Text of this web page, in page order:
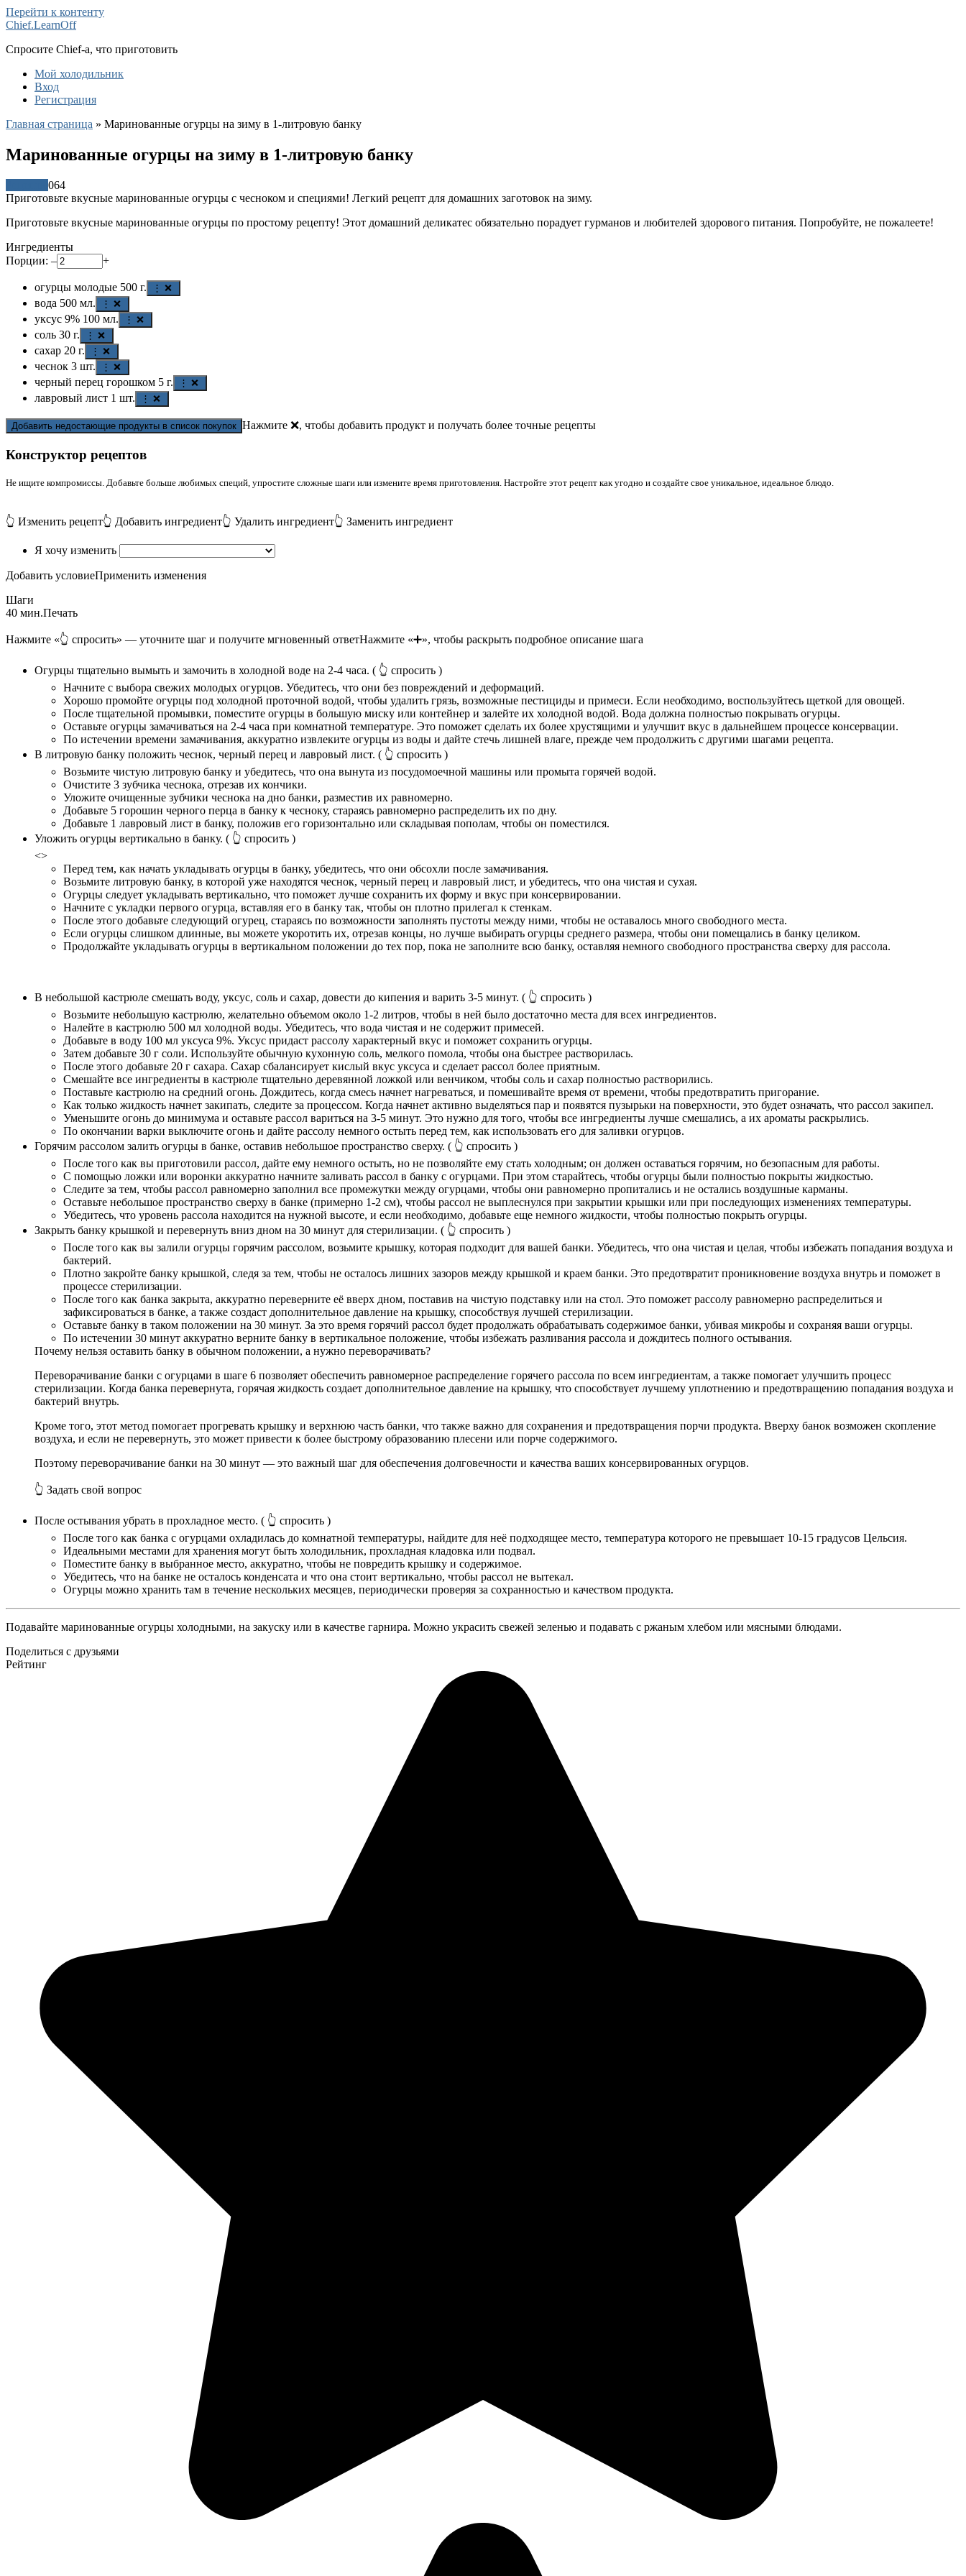
Перейти к контенту
Chief.LearnOff
Спросите Chief-а, что приготовить
Мой холодильник
Вход
Регистрация
Главная страница » Маринованные огурцы на зиму в 1-литровую банку
Маринованные огурцы на зиму в 1-литровую банку
064
Приготовьте вкусные маринованные огурцы с чесноком и специями! Легкий рецепт для домашних заготовок на зиму.
Приготовьте вкусные маринованные огурцы по простому рецепту! Этот домашний деликатес обязательно порадует гурманов и любителей здорового питания. Попробуйте, не пожалеете!
Ингредиенты
Порции: – +
огурцы молодые 500 г. ⋮ ❌
вода 500 мл. ⋮ ❌
уксус 9% 100 мл. ⋮ ❌
соль 30 г. ⋮ ❌
сахар 20 г. ⋮ ❌
чеснок 3 шт. ⋮ ❌
черный перец горошком 5 г. ⋮ ❌
лавровый лист 1 шт. ⋮ ❌
Добавить недостающие продукты в список покупок Нажмите ❌, чтобы добавить продукт и получать более точные рецепты
Конструктор рецептов
Не ищите компромиссы. Добавьте больше любимых специй, упростите сложные шаги или измените время приготовления. Настройте этот рецепт как угодно и создайте свое уникальное, идеальное блюдо.
👆 Изменить рецепт👆 Добавить ингредиент👆 Удалить ингредиент👆 Заменить ингредиент
Я хочу изменить
Добавить условиеПрименить изменения
Шаги
40 мин.Печать
Нажмите «👆 спросить» — уточните шаг и получите мгновенный ответНажмите «➕», чтобы раскрыть подробное описание шага
Огурцы тщательно вымыть и замочить в холодной воде на 2-4 часа. ( 👆 спросить )
Начните с выбора свежих молодых огурцов. Убедитесь, что они без повреждений и деформаций.
Хорошо промойте огурцы под холодной проточной водой, чтобы удалить грязь, возможные пестициды и примеси. Если необходимо, воспользуйтесь щеткой для овощей.
После тщательной промывки, поместите огурцы в большую миску или контейнер и залейте их холодной водой. Вода должна полностью покрывать огурцы.
Оставьте огурцы замачиваться на 2-4 часа при комнатной температуре. Это поможет сделать их более хрустящими и улучшит вкус в дальнейшем процессе консервации.
По истечении времени замачивания, аккуратно извлеките огурцы из воды и дайте стечь лишней влаге, прежде чем продолжить с другими шагами рецепта.
В литровую банку положить чеснок, черный перец и лавровый лист. ( 👆 спросить )
Возьмите чистую литровую банку и убедитесь, что она вынута из посудомоечной машины или промыта горячей водой.
Очистите 3 зубчика чеснока, отрезав их кончики.
Уложите очищенные зубчики чеснока на дно банки, разместив их равномерно.
Добавьте 5 горошин черного перца в банку к чесноку, стараясь равномерно распределить их по дну.
Добавьте 1 лавровый лист в банку, положив его горизонтально или складывая пополам, чтобы он поместился.
Уложить огурцы вертикально в банку. ( 👆 спросить )
<>
Перед тем, как начать укладывать огурцы в банку, убедитесь, что они обсохли после замачивания.
Возьмите литровую банку, в которой уже находятся чеснок, черный перец и лавровый лист, и убедитесь, что она чистая и сухая.
Огурцы следует укладывать вертикально, что поможет лучше сохранить их форму и вкус при консервировании.
Начните с укладки первого огурца, вставляя его в банку так, чтобы он плотно прилегал к стенкам.
После этого добавьте следующий огурец, стараясь по возможности заполнять пустоты между ними, чтобы не оставалось много свободного места.
Если огурцы слишком длинные, вы можете укоротить их, отрезав концы, но лучше выбирать огурцы среднего размера, чтобы они помещались в банку целиком.
Продолжайте укладывать огурцы в вертикальном положении до тех пор, пока не заполните всю банку, оставляя немного свободного пространства сверху для рассола.
В небольшой кастрюле смешать воду, уксус, соль и сахар, довести до кипения и варить 3-5 минут. ( 👆 спросить )
Возьмите небольшую кастрюлю, желательно объемом около 1-2 литров, чтобы в ней было достаточно места для всех ингредиентов.
Налейте в кастрюлю 500 мл холодной воды. Убедитесь, что вода чистая и не содержит примесей.
Добавьте в воду 100 мл уксуса 9%. Уксус придаст рассолу характерный вкус и поможет сохранить огурцы.
Затем добавьте 30 г соли. Используйте обычную кухонную соль, мелкого помола, чтобы она быстрее растворилась.
После этого добавьте 20 г сахара. Сахар сбалансирует кислый вкус уксуса и сделает рассол более приятным.
Смешайте все ингредиенты в кастрюле тщательно деревянной ложкой или венчиком, чтобы соль и сахар полностью растворились.
Поставьте кастрюлю на средний огонь. Дождитесь, когда смесь начнет нагреваться, и помешивайте время от времени, чтобы предотвратить пригорание.
Как только жидкость начнет закипать, следите за процессом. Когда начнет активно выделяться пар и появятся пузырьки на поверхности, это будет означать, что рассол закипел.
Уменьшите огонь до минимума и оставьте рассол вариться на 3-5 минут. Это нужно для того, чтобы все ингредиенты лучше смешались, а их ароматы раскрылись.
По окончании варки выключите огонь и дайте рассолу немного остыть перед тем, как использовать его для заливки огурцов.
Горячим рассолом залить огурцы в банке, оставив небольшое пространство сверху. ( 👆 спросить )
После того как вы приготовили рассол, дайте ему немного остыть, но не позволяйте ему стать холодным; он должен оставаться горячим, но безопасным для работы.
С помощью ложки или воронки аккуратно начните заливать рассол в банку с огурцами. При этом старайтесь, чтобы огурцы были полностью покрыты жидкостью.
Следите за тем, чтобы рассол равномерно заполнил все промежутки между огурцами, чтобы они равномерно пропитались и не остались воздушные карманы.
Оставьте небольшое пространство сверху в банке (примерно 1-2 см), чтобы рассол не выплеснулся при закрытии крышки или при последующих изменениях температуры.
Убедитесь, что уровень рассола находится на нужной высоте, и если необходимо, добавьте еще немного жидкости, чтобы полностью покрыть огурцы.
Закрыть банку крышкой и перевернуть вниз дном на 30 минут для стерилизации. ( 👆 спросить )
После того как вы залили огурцы горячим рассолом, возьмите крышку, которая подходит для вашей банки. Убедитесь, что она чистая и целая, чтобы избежать попадания воздуха и
бактерий.
Плотно закройте банку крышкой, следя за тем, чтобы не осталось лишних зазоров между крышкой и краем банки. Это предотвратит проникновение воздуха внутрь и поможет в
процессе стерилизации.
После того как банка закрыта, аккуратно переверните её вверх дном, поставив на чистую подставку или на стол. Это поможет рассолу равномерно распределиться и
зафиксироваться в банке, а также создаст дополнительное давление на крышку, способствуя лучшей стерилизации.
Оставьте банку в таком положении на 30 минут. За это время горячий рассол будет продолжать обрабатывать содержимое банки, убивая микробы и сохраняя ваши огурцы.
По истечении 30 минут аккуратно верните банку в вертикальное положение, чтобы избежать разливания рассола и дождитесь полного остывания.
Почему нельзя оставить банку в обычном положении, а нужно переворачивать?
Переворачивание банки с огурцами в шаге 6 позволяет обеспечить равномерное распределение горячего рассола по всем ингредиентам, а также помогает улучшить процесс
стерилизации. Когда банка перевернута, горячая жидкость создает дополнительное давление на крышку, что способствует лучшему уплотнению и предотвращению попадания воздуха и
бактерий внутрь.
Кроме того, этот метод помогает прогревать крышку и верхнюю часть банки, что также важно для сохранения и предотвращения порчи продукта. Вверху банок возможен скопление
воздуха, и если не перевернуть, это может привести к более быстрому образованию плесени или порче содержимого.
Поэтому переворачивание банки на 30 минут — это важный шаг для обеспечения долговечности и качества ваших консервированных огурцов.
👆 Задать свой вопрос
После остывания убрать в прохладное место. ( 👆 спросить )
После того как банка с огурцами охладилась до комнатной температуры, найдите для неё подходящее место, температура которого не превышает 10-15 градусов Цельсия.
Идеальными местами для хранения могут быть холодильник, прохладная кладовка или подвал.
Поместите банку в выбранное место, аккуратно, чтобы не повредить крышку и содержимое.
Убедитесь, что на банке не осталось конденсата и что она стоит вертикально, чтобы рассол не вытекал.
Огурцы можно хранить там в течение нескольких месяцев, периодически проверяя за сохранностью и качеством продукта.
Подавайте маринованные огурцы холодными, на закуску или в качестве гарнира. Можно украсить свежей зеленью и подавать с ржаным хлебом или мясными блюдами.
Поделиться с друзьями
Рейтинг